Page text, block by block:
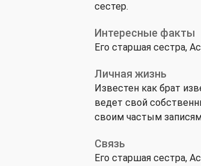
сестер.
Интересные факты
Его старшая сестра,
Личная жизнь
Известен как брат
ведет свой
своим частым записям
Связь
Его старшая сестра,